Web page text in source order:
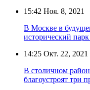
15:42 Ноя. 8, 2021
В Москве в
исторический
14:25 Окт. 22, 2021
В столичном
благоустроят три